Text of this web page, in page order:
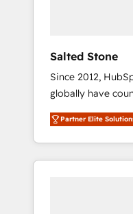
Salted Stone
Since 2012,
globally have
migrations,
integration, and
deliver
brand experiences As one of the few
Partner Elite